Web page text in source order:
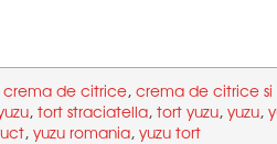
,
, , , ,
, ,